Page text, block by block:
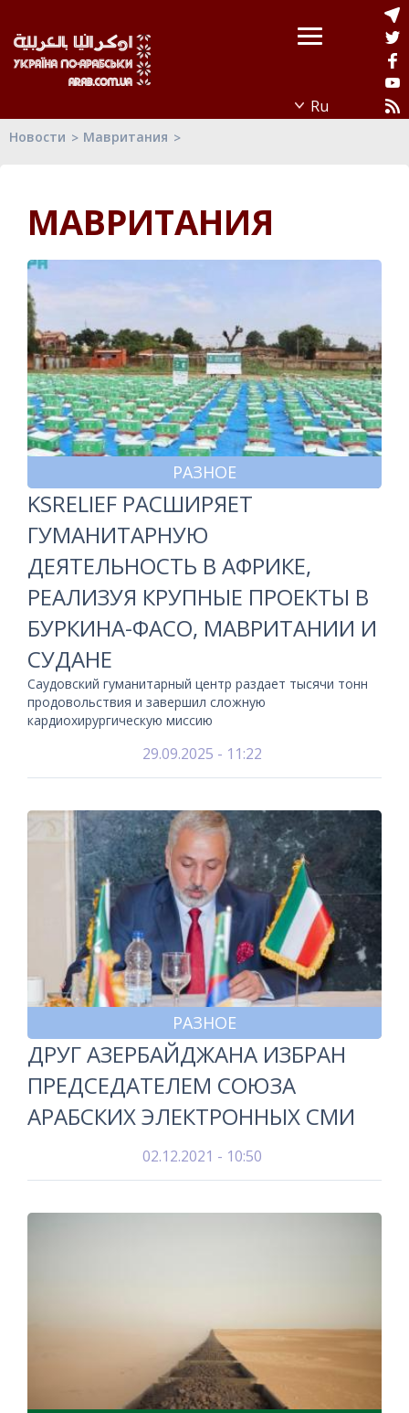
Новости Мавритания
МАВРИТАНИЯ
РАЗНОЕ
KSRELIEF РАСШИРЯЕТ
ГУМАНИТАРНУЮ
ДЕЯТЕЛЬНОСТЬ В АФРИКЕ,
РЕАЛИЗУЯ КРУПНЫЕ ПРОЕКТЫ В
БУРКИНА-ФАСО, МАВРИТАНИИ И
СУДАНЕ
Саудовский гуманитарный центр раздает тысячи тонн
продовольствия и завершил сложную
кардиохирургическую миссию
29.09.2025 - 11:22
РАЗНОЕ
ДРУГ АЗЕРБАЙДЖАНА ИЗБРАН
ПРЕДСЕДАТЕЛЕМ СОЮЗА
АРАБСКИХ ЭЛЕКТРОННЫХ СМИ
02.12.2021 - 10:50